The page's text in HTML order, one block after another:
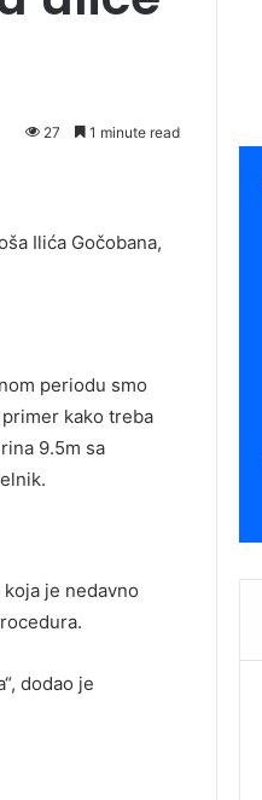
27 1 minute read
Ilića Gočobana,
periodu smo
kako treba
9.5m sa
je nedavno
dodao je